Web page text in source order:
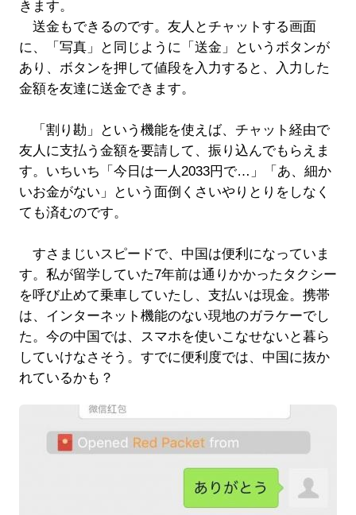
きます。
送金もできるのです。友人とチャットする画面
に、「写真」と同じように「送金」というボタンが
あり、ボタンを押して値段を入力すると、入力した
金額を友達に送金できます。
「割り勘」という機能を使えば、チャット経由で
友人に支払う金額を要請して、振り込んでもらえま
す。いちいち「今日は一人2033円で…」「あ、細か
いお金がない」という面倒くさいやりとりをしなく
ても済むのです。
すさまじいスピードで、中国は便利になっていま
す。私が留学していた7年前は通りかかったタクシー
を呼び止めて乗車していたし、支払いは現金。携帯
は、インターネット機能のない現地のガラケーでし
た。今の中国では、スマホを使いこなせないと暮ら
していけなさそう。すでに便利度では、中国に抜か
れているかも？